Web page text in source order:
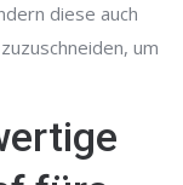
diese auch
um